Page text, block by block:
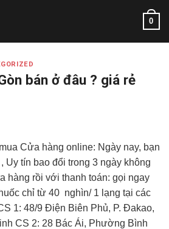
0
bán ở đâu ? giá rẻ
Cửa hàng online: Ngày nay, bạn
Uy tín bao đổi trong 3 ngày không
hàng rồi với thanh toán: gọi ngay
chỉ từ 40 nghìn/ 1 lạng tại các
1: 48/9 Điện Biên Phủ, P. Đakao,
CS 2: 28 Bác Ái, Phường Bình